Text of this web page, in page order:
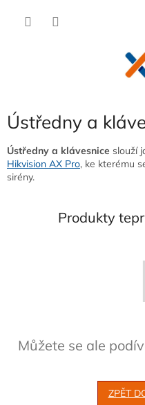
Ústředny a
Ústředny a klávesnice slouží
Hikvision AX Pro, ke kterému
sirény.
Produkty
Můžete se ale
ZPĚT